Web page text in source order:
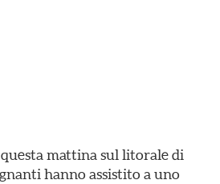
mattina sul litorale di
hanno assistito a uno